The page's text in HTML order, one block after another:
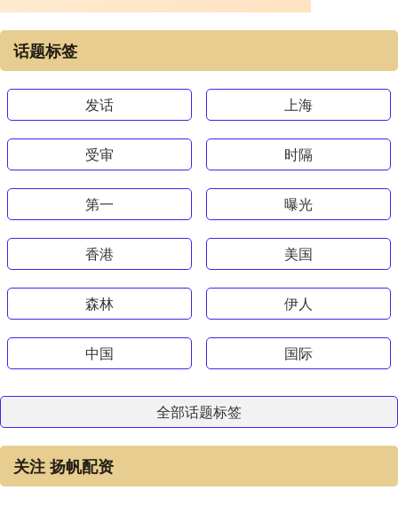
话题标签
发话 上海
受审 时隔
第一 曝光
香港 美国
森林 伊人
中国 国际
全部话题标签
关注 扬帆配资